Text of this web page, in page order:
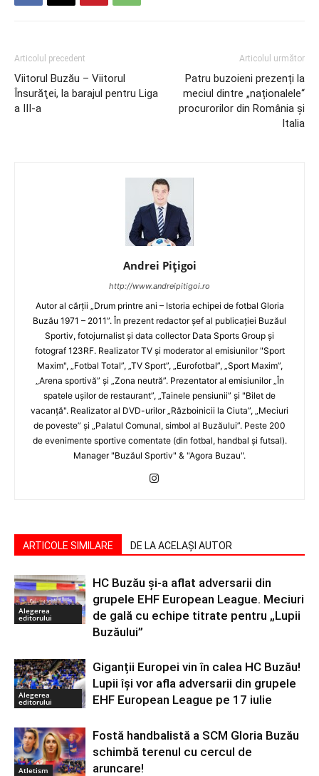
Articolul precedent
Viitorul Buzău – Viitorul
Însurăţei, la barajul pentru Liga
a III-a
Articolul următor
Patru buzoieni prezenți la
meciul dintre „naționalele“
procurorilor din România și
Italia
Andrei Pițigoi
http://www.andreipitigoi.ro
Autor al cărţii „Drum printre ani – Istoria echipei de fotbal Gloria
Buzău 1971 – 2011”. În prezent redactor şef al publicaţiei Buzăul
Sportiv, fotojurnalist şi data collector Data Sports Group şi
fotograf 123RF. Realizator TV şi moderator al emisiunilor "Sport
Maxim", „Fotbal Total”, „TV Sport”, „Eurofotbal”, „Sport Maxim”,
„Arena sportivă” şi „Zona neutră”. Prezentator al emisiunilor „În
spatele uşilor de restaurant”, „Tainele pensiunii” şi "Bilet de
vacanţă". Realizator al DVD-urilor „Războinicii la Ciuta”, „Meciuri
de poveste” şi „Palatul Comunal, simbol al Buzăului”. Peste 200
de evenimente sportive comentate (din fotbal, handbal şi futsal).
Manager "Buzăul Sportiv" & "Agora Buzau".
ARTICOLE SIMILARE DE LA ACELAȘI AUTOR
Alegerea
editorului
HC Buzău și-a aflat adversarii din
grupele EHF European League. Meciuri
de gală cu echipe titrate pentru „Lupii
Buzăului”
Alegerea
editorului
Giganții Europei vin în calea HC Buzău!
Lupii își vor afla adversarii din grupele
EHF European League pe 17 iulie
Atletism
Fostă handbalistă a SCM Gloria Buzău
schimbă terenul cu cercul de
aruncare!